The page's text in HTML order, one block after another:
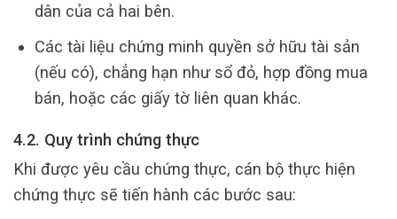
dân của cả hai bên.
Các tài liệu chứng minh quyền sở hữu tài sản
(nếu có), chẳng hạn như sổ đỏ, hợp đồng mua
bán, hoặc các giấy tờ liên quan khác.
4.2. Quy trình chứng thực
Khi được yêu cầu chứng thực, cán bộ thực hiện
chứng thực sẽ tiến hành các bước sau: